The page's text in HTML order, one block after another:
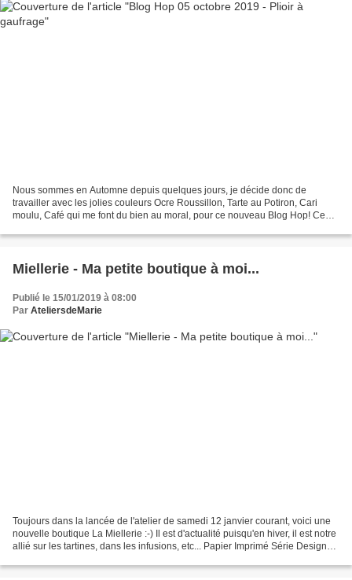
Nous sommes en Automne depuis quelques jours, je décide donc de
travailler avec les jolies couleurs Ocre Roussillon, Tarte au Potiron, Cari
moulu, Café qui me font du bien au moral, pour ce nouveau Blog Hop! Ce
Miellerie - Ma petite boutique à moi...
Publié le 15/01/2019 à 08:00
Par AteliersdeMarie
Toujours dans la lancée de l'atelier de samedi 12 janvier courant, voici une
nouvelle boutique La Miellerie :-) Il est d'actualité puisqu'en hiver, il est notre
allié sur les tartines, dans les infusions, etc... Papier Imprimé Série Design